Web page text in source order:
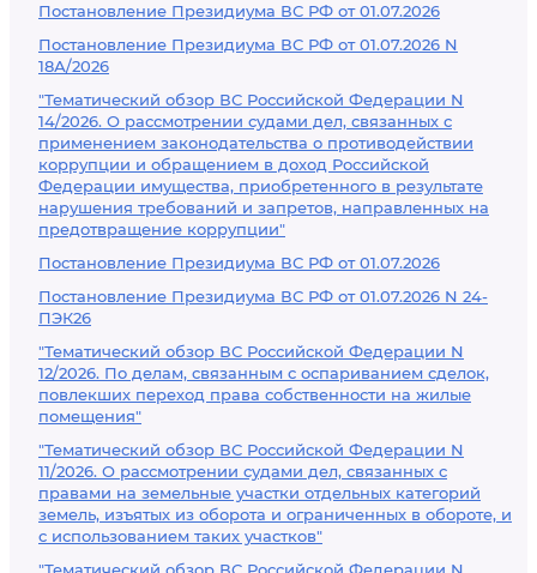
Постановление Президиума ВС РФ от 01.07.2026
Постановление Президиума ВС РФ от 01.07.2026 N
18А/2026
"Тематический обзор ВС Российской Федерации N
14/2026. О рассмотрении судами дел, связанных с
применением законодательства о противодействии
коррупции и обращением в доход Российской
Федерации имущества, приобретенного в результате
нарушения требований и запретов, направленных на
предотвращение коррупции"
Постановление Президиума ВС РФ от 01.07.2026
Постановление Президиума ВС РФ от 01.07.2026 N 24-
ПЭК26
"Тематический обзор ВС Российской Федерации N
12/2026. По делам, связанным с оспариванием сделок,
повлекших переход права собственности на жилые
помещения"
"Тематический обзор ВС Российской Федерации N
11/2026. О рассмотрении судами дел, связанных с
правами на земельные участки отдельных категорий
земель, изъятых из оборота и ограниченных в обороте, и
с использованием таких участков"